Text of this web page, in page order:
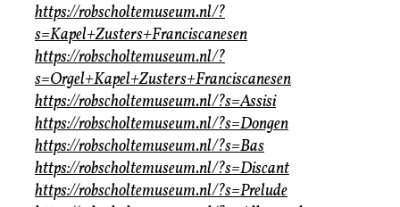
https://robscholtemuseum.nl/?
s=Kapel+Zusters+Franciscanesen
https://robscholtemuseum.nl/?
s=Orgel+Kapel+Zusters+Franciscanesen
https://robscholtemuseum.nl/?s=Assisi
https://robscholtemuseum.nl/?s=Dongen
https://robscholtemuseum.nl/?s=Bas
https://robscholtemuseum.nl/?s=Discant
https://robscholtemuseum.nl/?s=Prelude